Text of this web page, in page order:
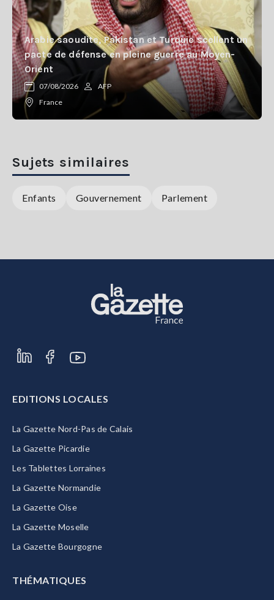
Arabie saoudite, Pakistan et Turquie scellent un
pacte de défense en pleine guerre au Moyen-
Orient
07/08/2026
AFP
France
Sujets similaires
Enfants Gouvernement Parlement
EDITIONS LOCALES
La Gazette Nord-Pas de Calais
La Gazette Picardie
Les Tablettes Lorraines
La Gazette Normandie
La Gazette Oise
La Gazette Moselle
La Gazette Bourgogne
THÉMATIQUES